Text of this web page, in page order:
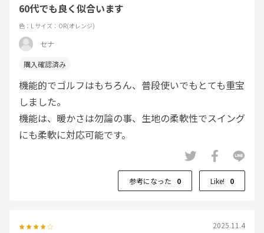
60代でも良く似合います
色：L サイズ：OR(オレンジ)
セナ
機能的でゴルフはもちろん、普段使いでもとても重宝
しました。
機能は、暖かさは勿論の事、生地の柔軟性でスイング
にも柔軟に対応可能です。
参考になった 0 Like! 0
2025.11.4